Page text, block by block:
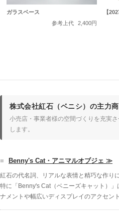
ガラスベース
参考上代
2,400円
【
株式会社紅石（ベニシ）の主力
小売店・事業者様の空間づくりを充実
します。
■ Benny's Cat・アニマルオブジェ ≫
紅石の代名詞、リアルな表情と精巧な作り
特に「Benny's Cat（ベニーズキャット）
ナメントや幅広いディスプレイのアクセン